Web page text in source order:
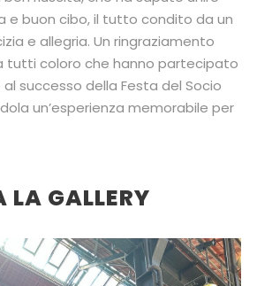
e buon cibo, il tutto condito da un
e allegria. Un ringraziamento
tutti coloro che hanno partecipato
successo della Festa del Socio
un’esperienza memorabile per
LA GALLERY